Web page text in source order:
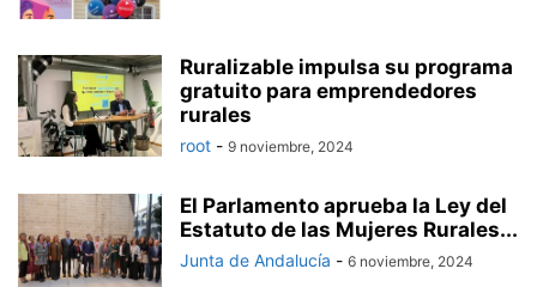
Ruralizable impulsa su programa
gratuito para emprendedores
rurales
root - 9 noviembre, 2024
El Parlamento aprueba la Ley del
Estatuto de las Mujeres Rurales...
Junta de Andalucía - 6 noviembre, 2024